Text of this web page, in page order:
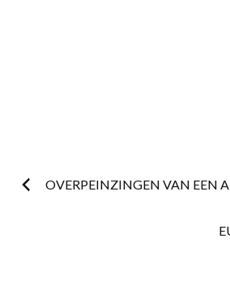
Post
OVERPEINZINGEN VAN EEN